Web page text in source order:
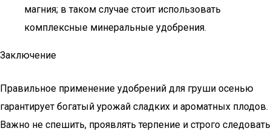
магния; в таком случае стоит использовать
комплексные минеральные удобрения.
Заключение
Правильное применение удобрений для груши осенью
гарантирует богатый урожай сладких и ароматных плодов.
Важно не спешить, проявлять терпение и строго следовать